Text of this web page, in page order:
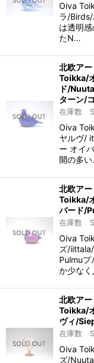
Oiva
ラ/
は透明
たN…
北欧ア
Toikka/
ド/
ターン/
在庫数
Oiva
ヤルヴ/
ー オイ
開の多
北欧ア
Toikka/
バード/
在庫数
Oiva
ズ/
Pulmuプ
か少な
北欧ア
Toikka/
ヴィ/
在庫数
Oiva
ズ/